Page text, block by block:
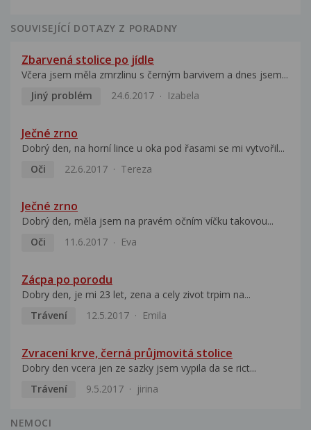
SOUVISEJÍCÍ DOTAZY Z PORADNY
Zbarvená stolice po jídle
Včera jsem měla zmrzlinu s černým barvivem a dnes jsem...
Jiný problém
24.6.2017 Izabela
Ječné zrno
Dobrý den, na horní lince u oka pod řasami se mi vytvořil...
Oči
22.6.2017 Tereza
Ječné zrno
Dobrý den, měla jsem na pravém očním víčku takovou...
Oči
11.6.2017 Eva
Zácpa po porodu
Dobry den, je mi 23 let, zena a cely zivot trpim na...
Trávení
12.5.2017 Emila
Zvracení krve, černá průjmovitá stolice
Dobry den vcera jen ze sazky jsem vypila da se rict...
Trávení
9.5.2017 jirina
NEMOCI